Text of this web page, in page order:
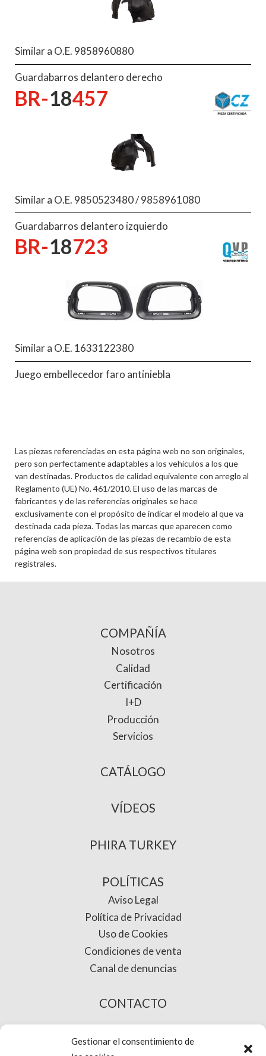
Gestionar el consentimiento de
Similar a O.E. 9858960880
Guardabarros delantero derecho
BR-18457
Similar a O.E. 9850523480 / 9858961080
Guardabarros delantero izquierdo
BR-18723
Similar a O.E. 1633122380
Juego embellecedor faro antiniebla
Las piezas referenciadas en esta página web no son originales,
pero son perfectamente adaptables a los vehículos a los que
van destinadas. Productos de calidad equivalente con arreglo al
Reglamento (UE) No. 461/2010. El uso de las marcas de
fabricantes y de las referencias originales se hace
exclusivamente con el propósito de indicar el modelo al que va
destinada cada pieza. Todas las marcas que aparecen como
referencias de aplicación de las piezas de recambio de esta
página web son propiedad de sus respectivos titulares
registrales.
COMPAÑÍA
Nosotros
Calidad
Certificación
I+D
Producción
Servicios
CATÁLOGO
VÍDEOS
PHIRA TURKEY
POLÍTICAS
Aviso Legal
Política de Privacidad
Uso de Cookies
Condiciones de venta
Canal de denuncias
CONTACTO
COMPRA ONLINE